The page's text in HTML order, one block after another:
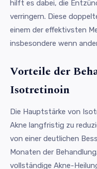
hilft es dabei, die
verringern. Diese
einem der effektivsten
insbesondere wenn
Vorteile der
Isotretinoin
Die Hauptstärke von
Akne langfristig zu
von einer deutlichen
Monaten der
vollständige Akne-